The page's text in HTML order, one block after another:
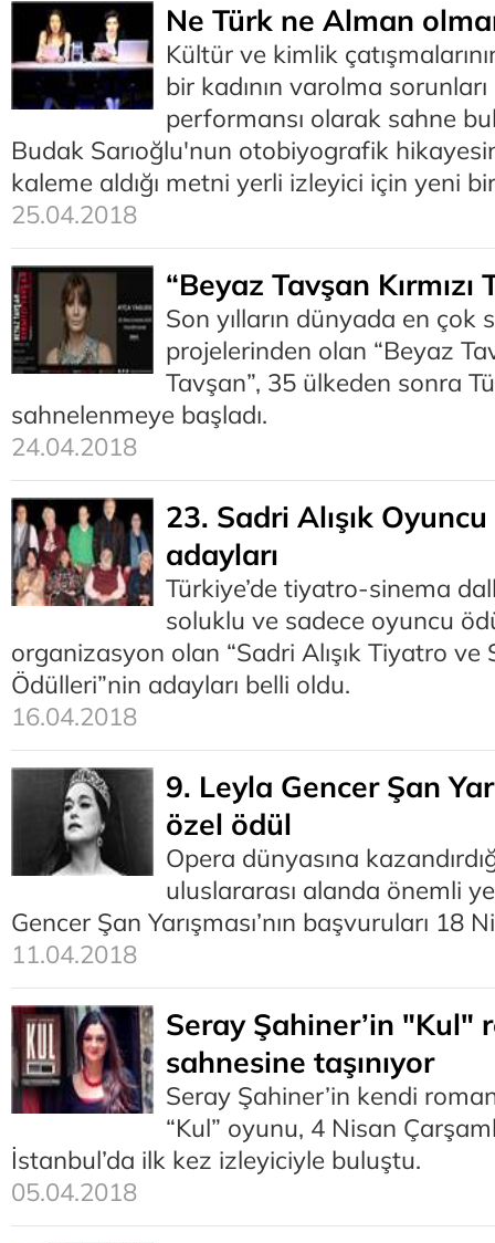
Ne Türk ne Alman
Kültür ve kimlik
bir kadının varolma
performansı olarak sahne
Budak Sarıoğlu'nun otobiyografik
kaleme aldığı metni yerli izleyici için yeni
25.04.2018
“Beyaz Tavşan Kırmızı
Son yılların dünyada en çok
projelerinden olan “Beyaz
Tavşan”, 35 ülkeden sonra
sahnelenmeye başladı.
24.04.2018
23. Sadri Alışık
adayları
Türkiye’de tiyatro-sinema
soluklu ve sadece oyuncu
organizasyon olan “Sadri Alışık Tiyatro ve
Ödülleri”nin adayları belli oldu.
16.04.2018
9. Leyla Gencer Şan
özel ödül
Opera dünyasına
uluslararası alanda önemli
Gencer Şan Yarışması’nın başvuruları 18
11.04.2018
Seray Şahiner’in "Kul"
sahnesine taşınıyor
Seray Şahiner’in kendi
“Kul” oyunu, 4 Nisan
İstanbul’da ilk kez izleyiciyle buluştu.
05.04.2018